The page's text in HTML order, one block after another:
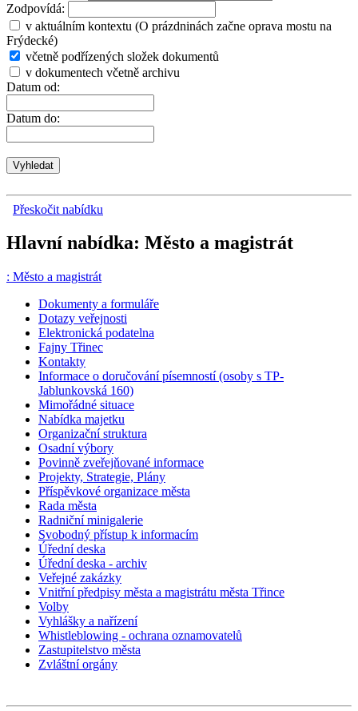
Zodpovídá:
v aktuálním kontextu (O prázdninách začne oprava mostu na
Frýdecké)
včetně podřízených složek dokumentů
v dokumentech včetně archivu
Datum od:
Datum do:
Přeskočit nabídku
Hlavní nabídka: Město a magistrát
: Město a magistrát
Dokumenty a formuláře
Dotazy veřejnosti
Elektronická podatelna
Fajny Třinec
Kontakty
Informace o doručování písemností (osoby s TP-
Jablunkovská 160)
Mimořádné situace
Nabídka majetku
Organizační struktura
Osadní výbory
Povinně zveřejňované informace
Projekty, Strategie, Plány
Příspěvkové organizace města
Rada města
Radniční minigalerie
Svobodný přístup k informacím
Úřední deska
Úřední deska - archiv
Veřejné zakázky
Vnitřní předpisy města a magistrátu města Třince
Volby
Vyhlášky a nařízení
Whistleblowing - ochrana oznamovatelů
Zastupitelstvo města
Zvláštní orgány